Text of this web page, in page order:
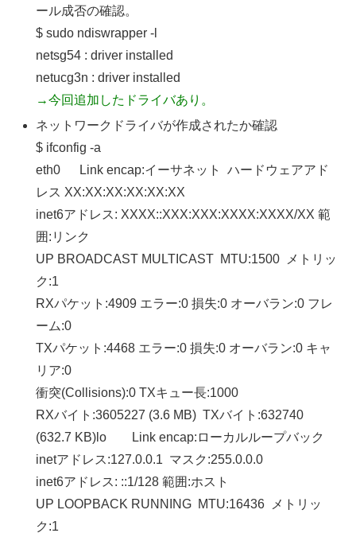
ール成否の確認。
$ sudo ndiswrapper -l
netsg54 : driver installed
netucg3n : driver installed
→今回追加したドライバあり。
ネットワークドライバが作成されたか確認
$ ifconfig -a
eth0 Link encap:イーサネット ハードウェアアド
レス XX:XX:XX:XX:XX:XX
inet6アドレス: XXXX::XXX:XXX:XXXX:XXXX/XX 範
囲:リンク
UP BROADCAST MULTICAST MTU:1500 メトリッ
ク:1
RXパケット:4909 エラー:0 損失:0 オーバラン:0 フレ
ーム:0
TXパケット:4468 エラー:0 損失:0 オーバラン:0 キャ
リア:0
衝突(Collisions):0 TXキュー長:1000
RXバイト:3605227 (3.6 MB) TXバイト:632740
(632.7 KB)lo Link encap:ローカルループバック
inetアドレス:127.0.0.1 マスク:255.0.0.0
inet6アドレス: ::1/128 範囲:ホスト
UP LOOPBACK RUNNING MTU:16436 メトリッ
ク:1